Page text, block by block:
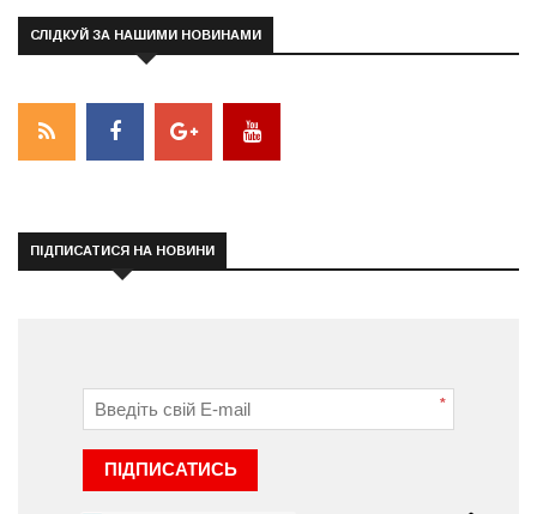
СЛІДКУЙ ЗА НАШИМИ НОВИНАМИ
ПІДПИСАТИСЯ НА НОВИНИ
*
ПІДПИСАТИСЬ